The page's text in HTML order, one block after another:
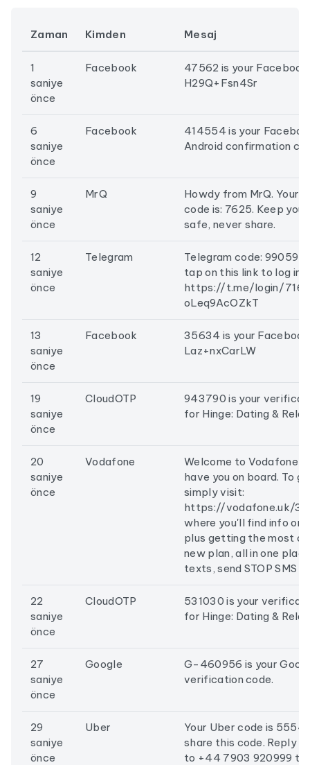
Zaman Kimden Mesaj
1
saniye
önce
Facebook
47562 is your
H29Q+Fsn4Sr
6
saniye
önce
Facebook
414554 is your
Android confirmation
9
saniye
önce
MrQ
Howdy from MrQ. Your
code is: 7625. Keep
safe, never share.
12
saniye
önce
Telegram
Telegram code: 99059
tap on this link to log in:
https://t.me/login/
oLeq9AcOZkT
13
saniye
önce
Facebook
35634 is your
Laz+nxCarLW
19
saniye
önce
CloudOTP
943790 is your
for Hinge: Dating &
20
saniye
önce
Vodafone
Welcome to Vodafone,
have you on board. To
simply visit:
https://vodafone.uk/
where you'll find info on
plus getting the most
new plan, all in one
texts, send STOP SMS
22
saniye
önce
CloudOTP
531030 is your
for Hinge: Dating &
27
saniye
önce
Google
G-460956 is your
verification code.
29
saniye
önce
Uber
Your Uber code is
share this code. Reply
to +44 7903 920999 to